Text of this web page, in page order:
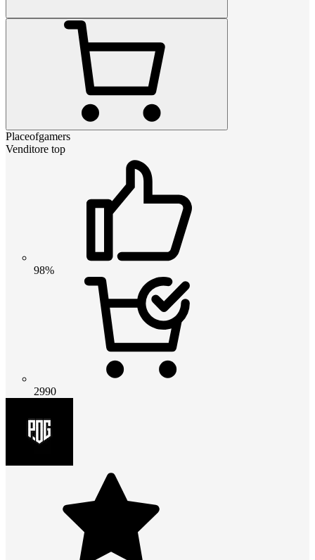
Placeofgamers
Venditore top
98%
2990